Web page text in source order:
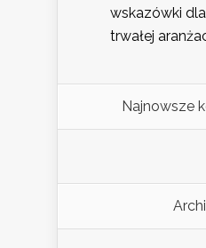
wskazówki
trwałej
Najnowsze